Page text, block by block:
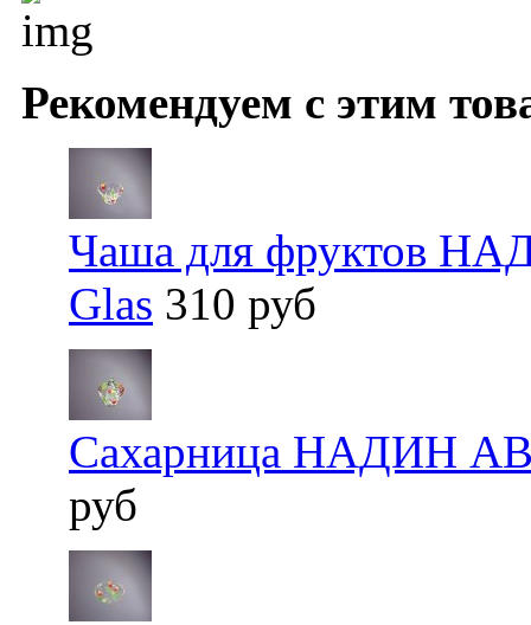
Рекомендуем с этим
Чаша для фруктов
Glas 310 руб
Сахарница НАДИН
руб